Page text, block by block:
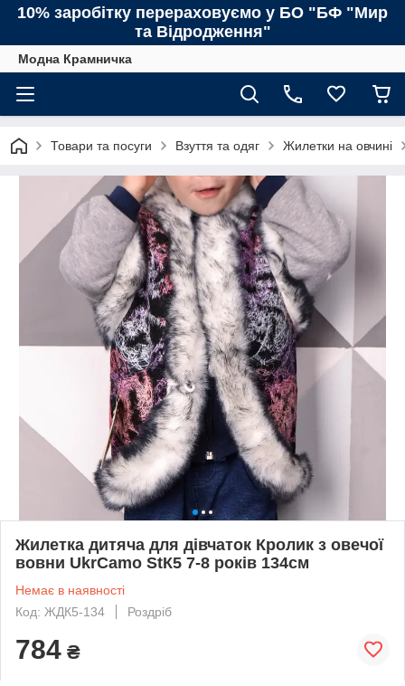
10% заробітку перераховуємо у БО "БФ "Мир
та Відродження"
Модна Крамничка
Товари та посуги Взуття та одяг Жилетки на овчині
Жилетка дитяча для дівчаток Кролик з овечої
вовни UkrCamo StК5 7-8 років 134см
Немає в наявності
Код: ЖДК5-134
Роздріб
784 ₴